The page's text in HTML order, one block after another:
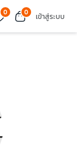
0 0 เข้าสู่ระบบ